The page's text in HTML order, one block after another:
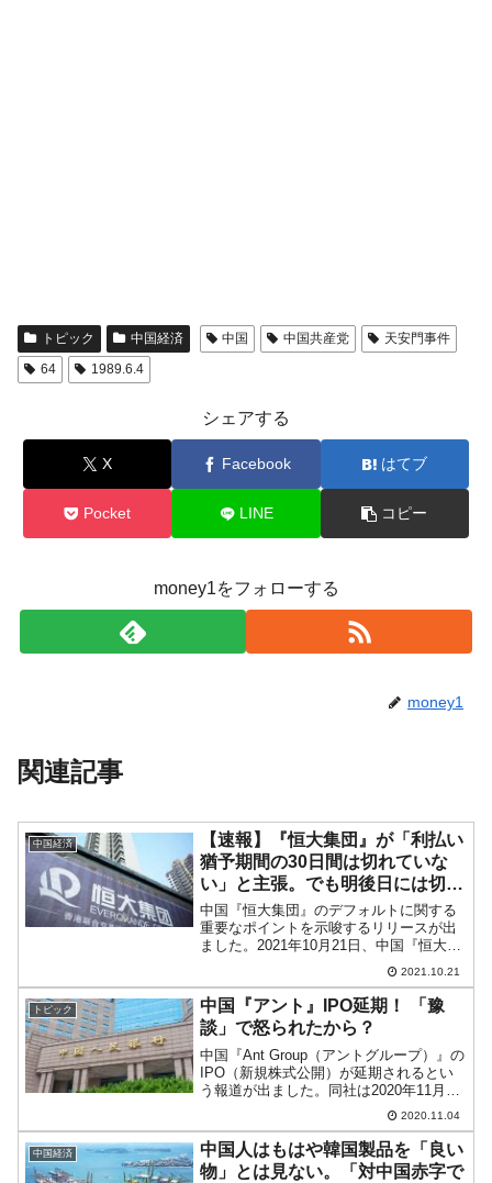
トピック 中国経済 中国 中国共産党
天安門事件
64
1989.6.4
シェアする
X Facebook はてブ
Pocket LINE コピー
money1をフォローする
money1
関連記事
中国経済
【速報】『恒大集団』が「利払い
猶予期間の30日間は切れていな
い」と主張。でも明後日には切れ
る
中国『恒大集団』のデフォルトに関する
重要なポイントを示唆するリリースが出
ました。2021年10月21日、中国『恒大集
団』がプレスリリースを2つ出しました。
一つは『恒大物業集團有限公司』の株式
売却が失敗に終わった件、もう一つはド
ル建て債券の利...
2021.10.21
トピック
中国『アント』IPO延期！ 「豫
談」で怒られたから？
中国『Ant Group（アントグループ）』の
IPO（新規株式公開）が延期されるとい
う報道が出ました。同社は2020年11月05
日にIPOを実施する予定だったのです
が、ここにきて急に延期です。先に『ア
リババ』の創業者であり、同社にも資金
を提...
2020.11.04
中国経済
中国人はもはや韓国製品を「良い
物」とは見ない。「対中国赤字で